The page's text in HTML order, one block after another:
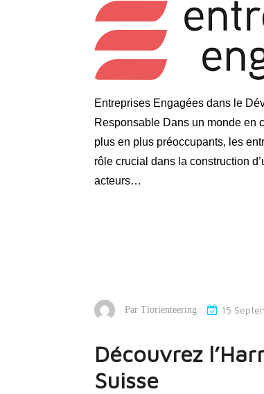
Entreprises Engagées dans le
Responsable Dans un monde en
plus en plus préoccupants, les
rôle crucial dans la construction
acteurs…
Par Tiorienteering 15
Découvrez
Suisse